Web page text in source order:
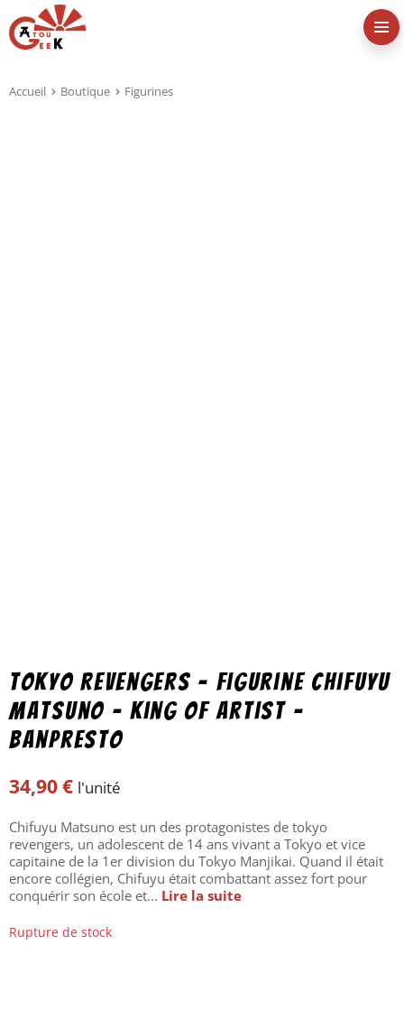
Accueil Boutique Figurines
Tokyo Revengers – Figurine Chifuyu
Matsuno – King Of Artist –
Banpresto
34,90€ l'unité
Chifuyu Matsuno est un des protagonistes de tokyo
revengers, un adolescent de 14 ans vivant a Tokyo et vice
capitaine de la 1er division du Tokyo Manjikai. Quand il était
encore collégien, Chifuyu était combattant assez fort pour
conquérir son école et... Lire la suite
Rupture de stock